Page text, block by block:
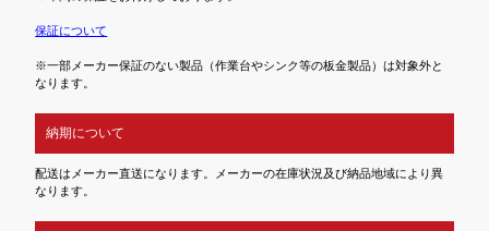
保証について
※一部メーカー保証のない製品（作業台やシンク等の板金製品）は対象外と
なります。
納期について
配送はメーカー直送になります。メーカーの在庫状況及び納品地域により異
なります。